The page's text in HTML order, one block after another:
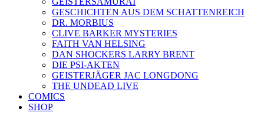
GESCHICHTEN AUS DEM SCHATTENREICH
DR. MORBIUS
CLIVE BARKER MYSTERIES
FAITH VAN HELSING
DAN SHOCKERS LARRY BRENT
DIE PSI-AKTEN
GEISTERJÄGER JAC LONGDONG
THE UNDEAD LIVE
COMICS
SHOP